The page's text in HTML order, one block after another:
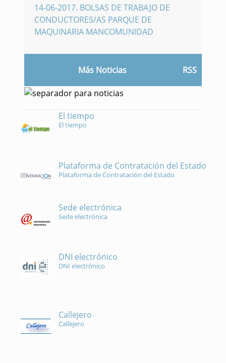
14-06-2017. BOLSAS DE TRABAJO DE
CONDUCTORES/AS PARQUE DE
MAQUINARIA MANCOMUNIDAD
Más Noticias RSS
El tiempo
El tiempo
Plataforma de Contratación del Estado
Plataforma de Contratación del Estado
Sede electrónica
Sede electrónica
DNI electrónico
DNI electrónico
Callejero
Callejero